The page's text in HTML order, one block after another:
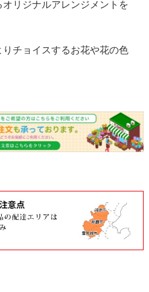
リジナルアレンジメントを
チョイスするお花や花の色